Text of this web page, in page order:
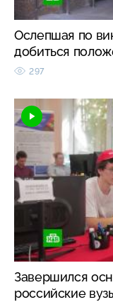
Ослепшая по
добиться
297
Завершился
российские